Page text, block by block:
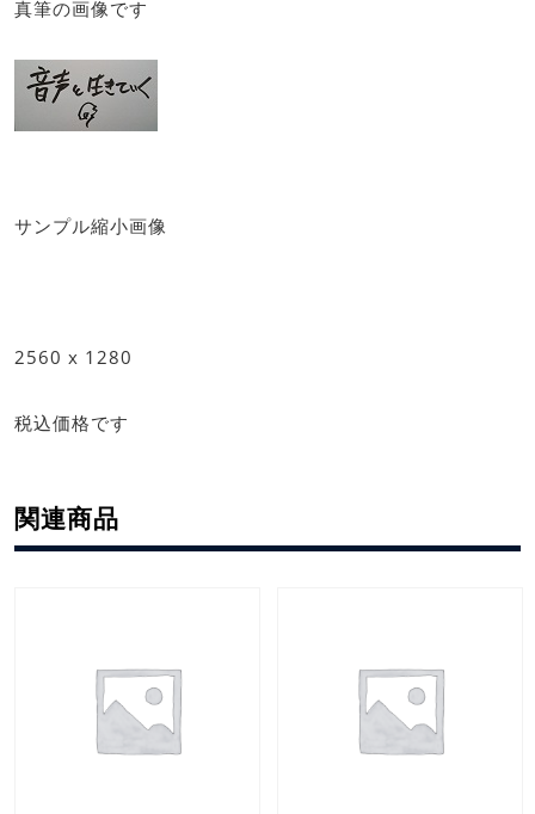
真筆の画像です
サンプル縮小画像
2560 x 1280
税込価格です
関連商品